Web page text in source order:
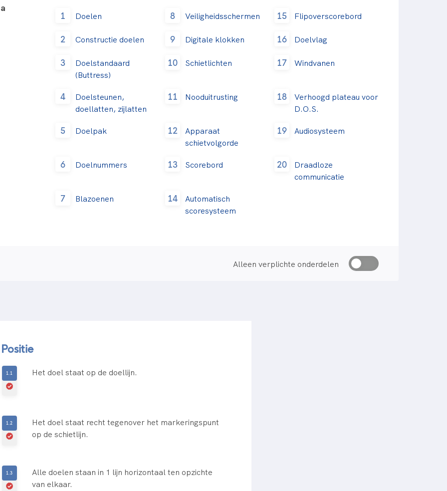
1 Doelen
2 Constructie doelen
3
Doelstandaard
(Buttress)
4
Doelsteunen,
doellatten, zijlatten
5 Doelpak
6 Doelnummers
7 Blazoenen
8 Veiligheidsschermen
9 Digitale klokken
10 Schietlichten
11 Nooduitrusting
12
Apparaat
schietvolgorde
13 Scorebord
14
Automatisch
scoresysteem
15 Flipoverscorebord
16 Doelvlag
17 Windvanen
18
Verhoogd plateau voor
D.O.S.
19 Audiosysteem
20
Draadloze
communicatie
Alleen verplichte onderdelen
Positie
Het doel staat op de doellijn.
Het doel staat recht tegenover het markeringspunt
op de schietlijn.
Alle doelen staan in 1 lijn horizontaal ten opzichte
van elkaar.